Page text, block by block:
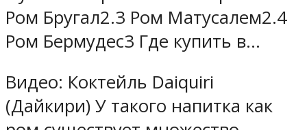
Ром Бругал2.3 Ром Матусалем2.4
Ром Бермудес3 Где купить в…
Видео: Коктейль Daiquiri
(Дайкири) У такого напитка как